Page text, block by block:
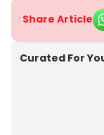
Share Article
Curated For